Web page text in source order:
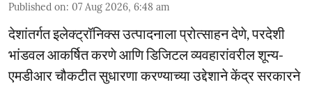
Published on: 07 Aug 2026, 6:48 am
देशांतर्गत इलेक्ट्रॉनिक्स उत्पादनाला प्रोत्साहन देणे, परदेशी
भांडवल आकर्षित करणे आणि डिजिटल व्यवहारांवरील शून्य-
एमडीआर चौकटीत सुधारणा करण्याच्या उद्देशाने केंद्र सरकारने